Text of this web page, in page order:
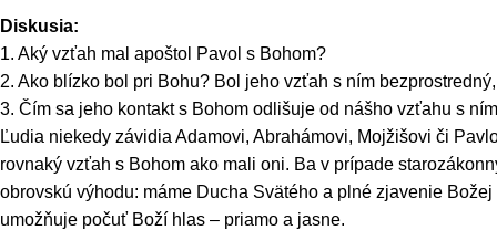
Diskusia:
1. Aký vzťah mal apoštol Pavol s Bohom?
2. Ako blízko bol pri Bohu? Bol jeho vzťah s ním
3. Čím sa jeho kontakt s Bohom odlišuje od nášho vzťahu s
Ľudia niekedy závidia Adamovi, Abrahámovi, Mojžišovi či
rovnaký vzťah s Bohom ako mali oni. Ba v prípade
obrovskú výhodu: máme Ducha Svätého a plné zjavenie
umožňuje počuť Boží hlas – priamo a jasne.